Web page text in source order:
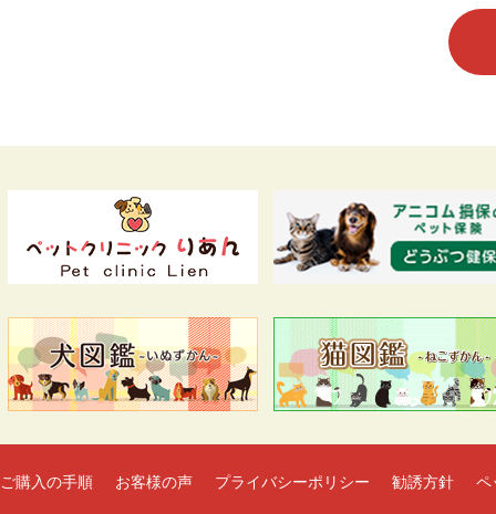
ご購入の手順 お客様の声 プライバシーポリシー 勧誘方針 ペ